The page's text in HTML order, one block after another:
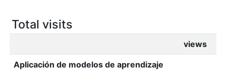
Total visits
views
Aplicación de modelos de aprendizaje